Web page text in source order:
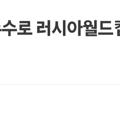
로 러시아월드